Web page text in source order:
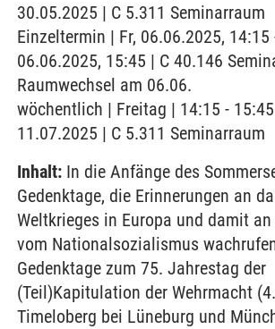
30.05.2025 | C 5.311 Seminarraum
Einzeltermin | Fr, 06.06.2025, 14:15
06.06.2025, 15:45 | C 40.146
Raumwechsel am 06.06.
wöchentlich | Freitag | 14:15 -
11.07.2025 | C 5.311 Seminarraum
Inhalt: In die Anfänge des
Gedenktage, die Erinnerungen an
Weltkrieges in Europa und damit
vom Nationalsozialismus
Gedenktage zum 75. Jahrestag der
(Teil)Kapitulation der Wehrmacht
Timeloberg bei Lüneburg und